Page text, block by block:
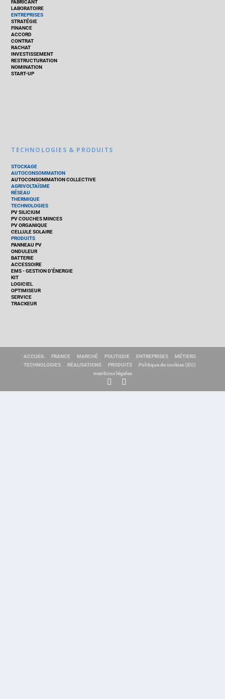
FABRICANT
LABORATOIRE
ENTREPRISES
STRATÉGIE
FINANCE
ACCORD
CONTRAT
RACHAT
INVESTISSEMENT
RESTRUCTURATION
NOMINATION
START-UP
TECHNOLOGIES & PRODUITS
STOCKAGE
AUTOCONSOMMATION
AUTOCONSOMMATION COLLECTIVE
AGRIVOLTAÏSME
RÉSEAU
THERMIQUE
TECHNOLOGIES
PV SILICIUM
PV COUCHES MINCES
PV ORGANIQUE
CELLULE SOLAIRE
PRODUITS
PANNEAU PV
ONDULEUR
BATTERIE
ACCESSOIRE
EMS - GESTION D'ÉNERGIE
KIT
LOGICIEL
OPTIMISEUR
SERVICE
TRACKEUR
ACCUEIL FRANCE MARCHÉ POLITIQUE ENTREPRISES
MÉTIERS
TECHNOLOGIES
RÉALISATIONS PRODUITS
Politique de cookies (EU)
mentions légales